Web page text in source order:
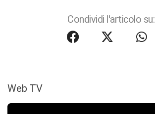
Condividi l'articolo su:
Web TV